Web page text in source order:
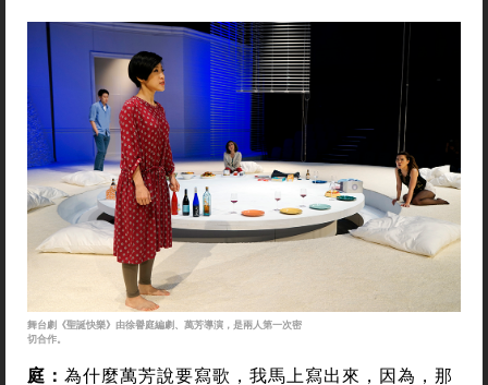
舞台劇《聖誕快樂》由徐譽庭編劇、萬芳導演，是兩人第一次密
切合作。
庭： 為什麼萬芳說要寫歌，我馬上寫出來，因為，那